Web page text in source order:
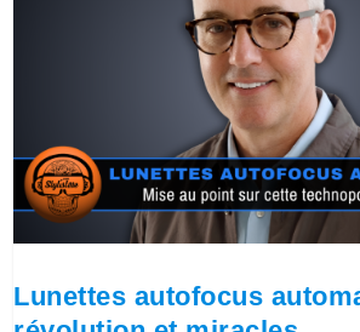
Lunettes autofocus